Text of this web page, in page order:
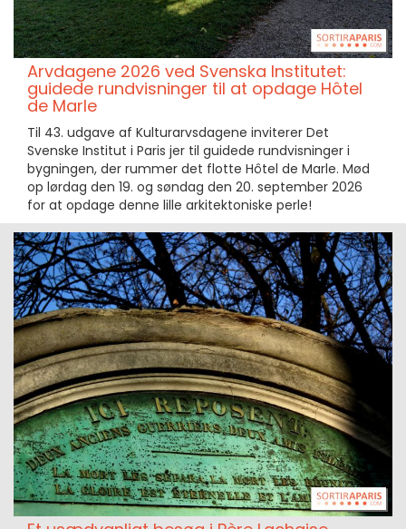
Arvdagene 2026 ved Svenska Institutet:
guidede rundvisninger til at opdage Hôtel
de Marle
Til 43. udgave af Kulturarvsdagene inviterer Det
Svenske Institut i Paris jer til guidede rundvisninger i
bygningen, der rummer det flotte Hôtel de Marle. Mød
op lørdag den 19. og søndag den 20. september 2026
for at opdage denne lille arkitektoniske perle!